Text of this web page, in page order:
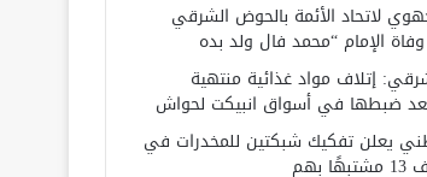
لاتحاد الأئمة بالحوض الشرقي
الإمام “محمد فال ولد بده
إتلاف مواد غذائية منتهية
بعد ضبطها في أسواق انبيكت لحواش
يعلن تفكيك شبكتين للمخدرات في
بهم